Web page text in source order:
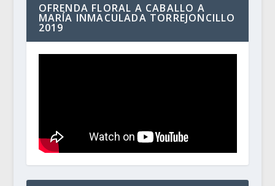
OFRENDA FLORAL A CABALLO A
MARÍA INMACULADA TORREJONCILLO
2019